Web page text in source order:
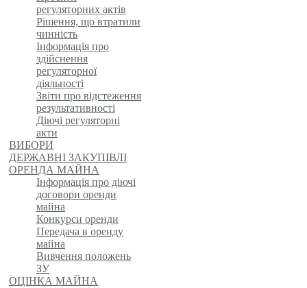
регуляторних актів
Рішення, що втратили
чинність
Інформація про
здійснення
регуляторної
діяльності
Звіти про відстеження
результативності
Діючі регуляторні
акти
ВИБОРИ
ДЕРЖАВНІ ЗАКУПІВЛІ
ОРЕНДА МАЙНА
Інформація про діючі
договори оренди
майна
Конкурси оренди
Передача в оренду
майна
Вивчення положень
ЗУ
ОЦІНКА МАЙНА